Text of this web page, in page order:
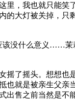
里，我也就只能笑
的大灯被关掉，只
没什么意义……茉
了摇头。想想也
也就是被亲生父亲
出售之前当然是不